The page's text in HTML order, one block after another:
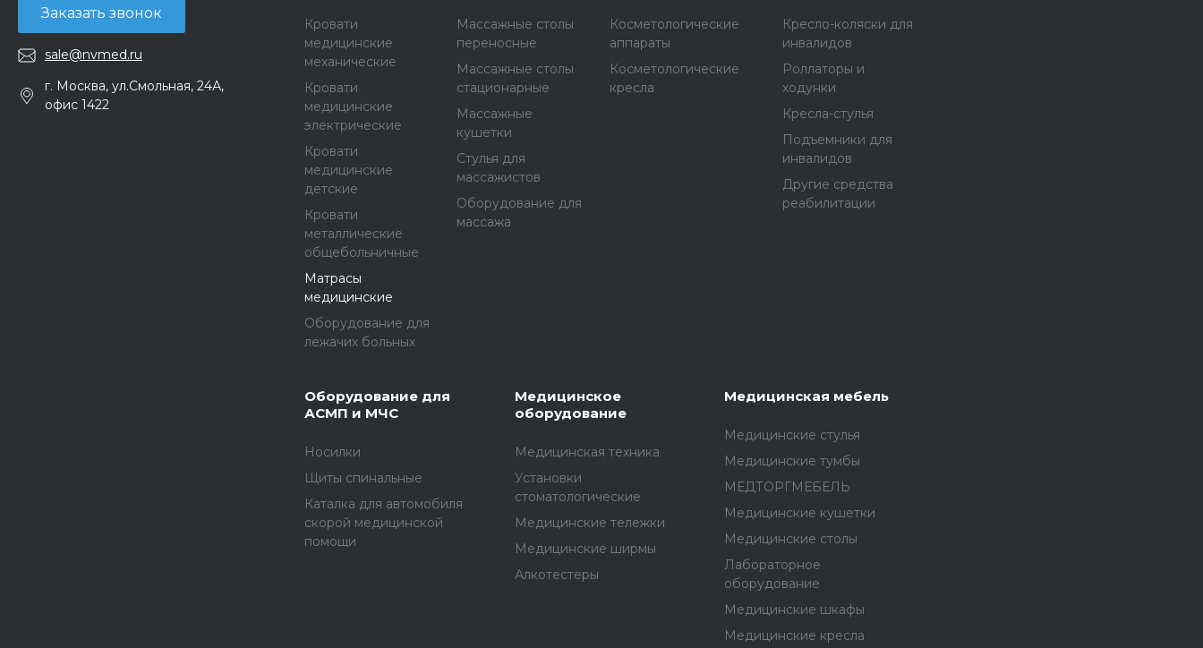
Заказать звонок
sale@nvmed.ru
г. Москва, ул.Смольная, 24А,
офис 1422
Кровати
медицинские
механические
Кровати
медицинские
электрические
Кровати
медицинские
детские
Кровати
металлические
общебольничные
Матрасы
медицинские
Оборудование для
лежачих больных
Массажные столы
переносные
Массажные столы
стационарные
Массажные
кушетки
Стулья для
массажистов
Оборудование для
массажа
Косметологические
аппараты
Косметологические
кресла
Кресло-коляски для
инвалидов
Роллаторы и
ходунки
Кресла-стулья
Подъемники для
инвалидов
Другие средства
реабилитации
Оборудование для
АСМП и МЧС
Носилки
Щиты спинальные
Каталка для автомобиля
скорой медицинской
помощи
Медицинское
оборудование
Медицинская техника
Установки
стоматологические
Медицинские тележки
Медицинские ширмы
Алкотестеры
Медицинская мебель
Медицинские стулья
Медицинские тумбы
МЕДТОРГМЕБЕЛЬ
Медицинские кушетки
Медицинские столы
Лабораторное
оборудование
Медицинские шкафы
Медицинские кресла